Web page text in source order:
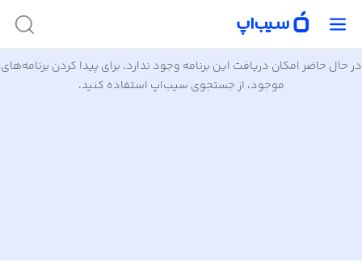
در حال حاضر امکان دریافت این برنامه وجود ندارد. برای پیدا کردن برنامه‌های
موجود، از جستجوی سیب‌اپ استفاده کنید.